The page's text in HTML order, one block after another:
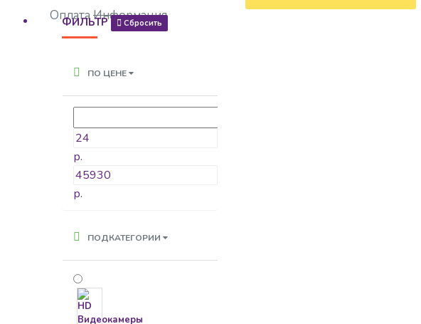
ОплатаИнформация
ФИЛЬТР Сбросить
ПО ЦЕНЕ
р.
р.
ПОДКАТЕГОРИИ